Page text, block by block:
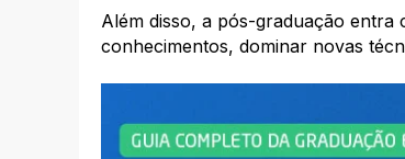
Além disso, a pós-graduação
conhecimentos, dominar novas